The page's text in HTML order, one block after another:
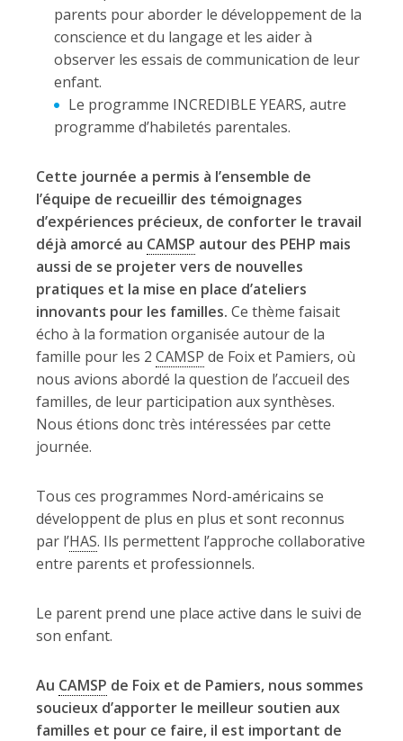
parents pour aborder le développement de la
conscience et du langage et les aider à
observer les essais de communication de leur
enfant.
Le programme INCREDIBLE YEARS, autre
programme d’habiletés parentales.
Cette journée a permis à l’ensemble de
l’équipe de recueillir des témoignages
d’expériences précieux, de conforter le travail
déjà amorcé au CAMSP autour des PEHP mais
aussi de se projeter vers de nouvelles
pratiques et la mise en place d’ateliers
innovants pour les familles. Ce thème faisait
écho à la formation organisée autour de la
famille pour les 2 CAMSP de Foix et Pamiers, où
nous avions abordé la question de l’accueil des
familles, de leur participation aux synthèses.
Nous étions donc très intéressées par cette
journée.
Tous ces programmes Nord-américains se
développent de plus en plus et sont reconnus
par l’HAS. Ils permettent l’approche collaborative
entre parents et professionnels.
Le parent prend une place active dans le suivi de
son enfant.
Au CAMSP de Foix et de Pamiers, nous sommes
soucieux d’apporter le meilleur soutien aux
familles et pour ce faire, il est important de